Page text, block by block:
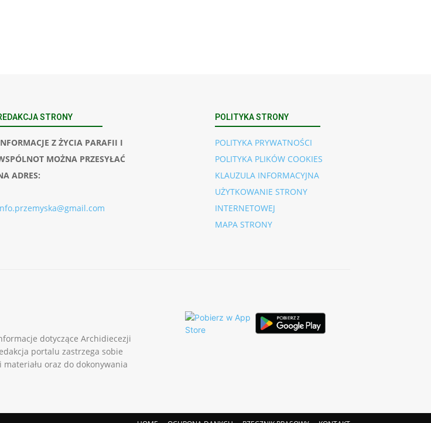
STRONY
Z ŻYCIA PARAFII I
MOŻNA PRZESYŁAĆ
ADRES:
POLITYKA STRONY
POLITYKA PRYWATNOŚCI
POLITYKA PLIKÓW COOKIES
KLAUZULA INFORMACYJNA
UŻYTKOWANIE STRONY
INTERNETOWEJ
MAPA STRONY
dotyczące Archidiecezji
portalu zastrzega sobie
oraz do dokonywania